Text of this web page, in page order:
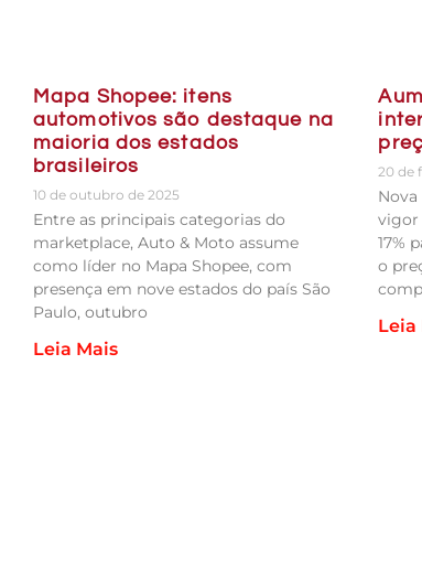
Mapa Shopee: itens
automotivos são destaque na
maioria dos estados
brasileiros
10 de outubro de 2025
Entre as principais categorias do
marketplace, Auto & Moto assume
como líder no Mapa Shopee, com
presença em nove estados do país São
Paulo, outubro
Leia Mais
20 de
vigor
17%
o
Leia